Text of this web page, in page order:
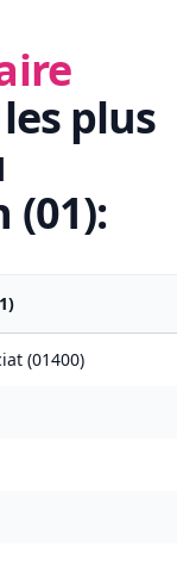
plus
(01):
)
(01400)